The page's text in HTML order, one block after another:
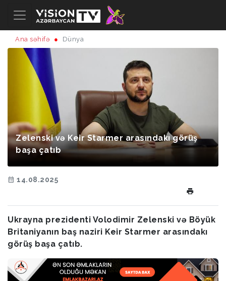
Ana səhifə Dünya
Zelenski və Keir Starmer arasındakı görüş
başa çatıb
14.08.2025
Ukrayna prezidenti Volodimir Zelenski və Böyük
Britaniyanın baş naziri Keir Starmer arasındakı
görüş başa çatıb.